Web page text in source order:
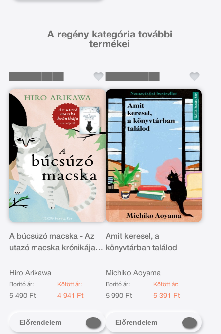
A regény kategória további
termékei
A búcsúzó macska - Az
utazó macska krónikája
Hiro Arikawa
Borító ár:
5 490 Ft
Kötött ár:
4 941 Ft
Előrendelem
Amit keresel, a
könyvtárban találod
Michiko Aoyama
Borító ár:
5 990 Ft
Kötött ár:
5 391 Ft
Előrendelem